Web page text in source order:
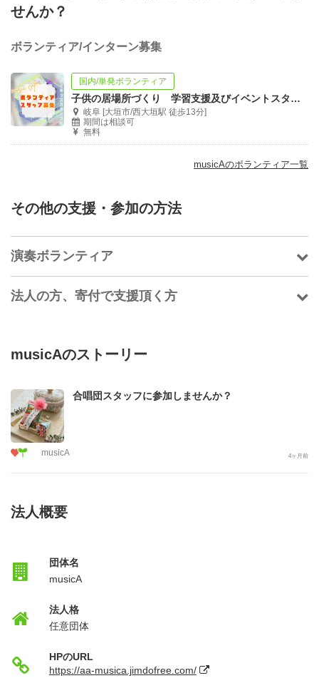
せんか？
ボランティア/インターン募集
国内/単発ボランティア
子供の居場所づくり 学習支援及びイベントスタッフ募集
岐阜 [大垣市/西大垣駅 徒歩13分]
期間は相談可
無料
musicAのボランティア一覧
その他の支援・参加の方法
演奏ボランティア
法人の方、寄付で支援頂く方
musicAのストーリー
合唱団スタッフに参加しませんか？
musicA 4ヶ月前
法人概要
団体名
musicA
法人格
任意団体
HPのURL
https://aa-musica.jimdofree.com/